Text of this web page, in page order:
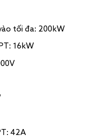
tối đa: 200kW
16kW
42A